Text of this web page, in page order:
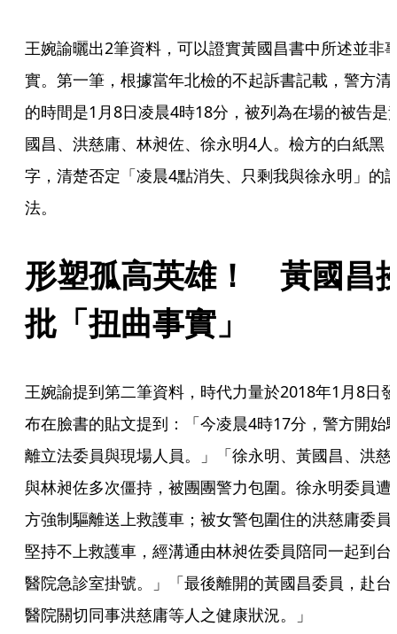
王婉諭曬出2筆資料，可以證實黃國昌書中所述並非
實。第一筆，根據當年北檢的不起訴書記載，警方清
的時間是1月8日凌晨4時18分，被列為在場的被告是
國昌、洪慈庸、林昶佐、徐永明4人。檢方的白紙黑
字，清楚否定「凌晨4點消失、只剩我與徐永明」的
法。
形塑孤高英雄！　黃國昌
批「扭曲事實」
王婉諭提到第二筆資料，時代力量於2018年1月8日發
布在臉書的貼文提到：「今凌晨4時17分，警方開始
離立法委員與現場人員。」「徐永明、黃國昌、洪慈
與林昶佐多次僵持，被團團警力包圍。徐永明委員遭
方強制驅離送上救護車；被女警包圍住的洪慈庸委員
堅持不上救護車，經溝通由林昶佐委員陪同一起到台
醫院急診室掛號。」「最後離開的黃國昌委員，赴台
醫院關切同事洪慈庸等人之健康狀況。」